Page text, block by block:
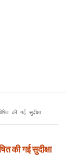
की गई सुदीक्षा
गई सुदीक्षा